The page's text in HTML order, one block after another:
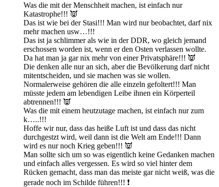
Was die mit der Menschheit machen, ist einfach nur
Katastrophe!!! 👿
Das ist wie bei der Stasi!!! Man wird nur beobachtet, darf nix
mehr machen usw…!!!
Das ist ja schlimmer als wie in der DDR, wo gleich jemand
erschossen worden ist, wenn er den Osten verlassen wollte.
Da hat man ja gar nix mehr von einer Privatsphäre!!! 👿
Die denken alle nur an sich, aber die Bevölkerung darf nicht
mitentscheiden, und sie machen was sie wollen.
Normalerweise gehören die alle einzeln gefoltert!!! Man
müsste jedem am lebendigen Leibe ihnen ein Körperteil
abtrennen!!! 👿
Was die mit einem heutzutage machen, ist einfach nur zum
k…..!!!
Hoffe wir nur, dass das heiße Luft ist und dass das nicht
durchgestzt wird, weil dann ist die Welt am Ende!!! Dann
wird es nur noch Krieg geben!!! 👿
Man sollte sich um so was eigentlich keine Gedanken machen
und einfach alles vergessen. Es wird so viel hinter dem
Rücken gemacht, dass man das meiste gar nicht weiß, was die
gerade noch im Schilde führen!!! ❗